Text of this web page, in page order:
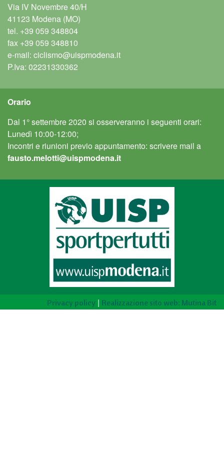
Via IV Novembre 40/H
41123 Modena (MO)
tel. +39 059 348804
fax +39 059 348810
e-mail: ciclismo@uispmodena.it
P.Iva: 02231330362
Orario
Dal 1° settembre 2020 si osserveranno i seguenti orari:
Lunedì 10:00-12:00;
Incontri e riunioni previo appuntamento: scrivere mail a
fausto.melotti@uispmodena.it
Privacy policy | Realizzazione sito web: Mutina Bit